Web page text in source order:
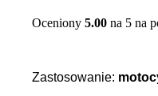
Oceniony 5.00 na 5 na
Zastosowanie: